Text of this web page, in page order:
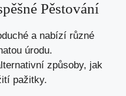
Pěstování
a nabízí různé
úrodu.
způsoby, jak
pažitky.